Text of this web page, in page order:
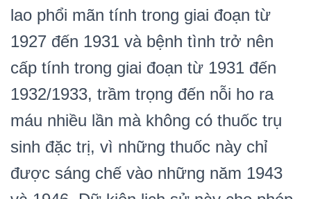
lao phổi mãn tính trong giai đoạn từ
1927 đến 1931 và bệnh tình trở nên
cấp tính trong giai đoạn từ 1931 đến
1932/1933, trầm trọng đến nỗi ho ra
máu nhiều lần mà không có thuốc trụ
sinh đặc trị, vì những thuốc này chỉ
được sáng chế vào những năm 1943